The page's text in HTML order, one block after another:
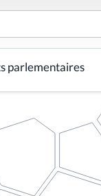
parlementaires